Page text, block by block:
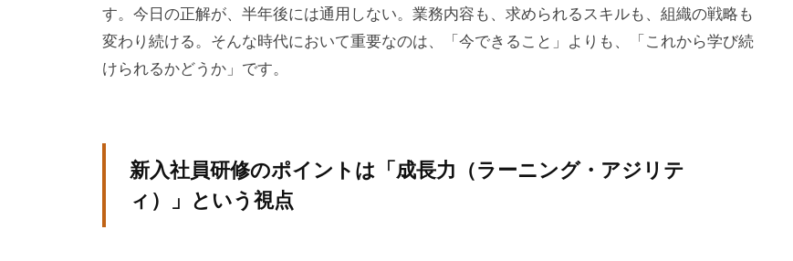
の
育
成
テ
す。今日の正解が、半年後には通用しない。業務内容も、求められるスキルも、組織の戦略も
変わり続ける。そんな時代において重要なのは、「今できること」よりも、「これから学び続
けられるかどうか」です。
新入社員研修のポイントは「成長力（ラーニング・アジリテ
ィ）」という視点